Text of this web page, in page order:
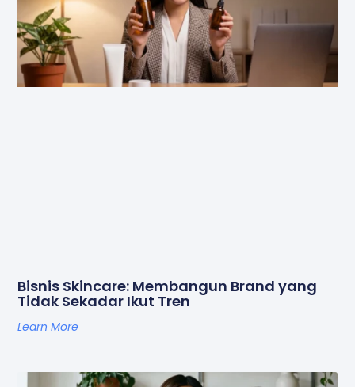
Bisnis Skincare: Membangun Brand yang
Tidak Sekadar Ikut Tren
Learn More